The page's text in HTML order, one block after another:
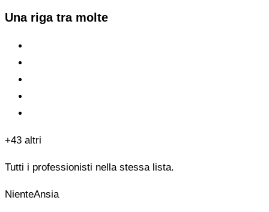
Una riga tra molte
+43 altri
Tutti i professionisti nella stessa lista.
NienteAnsia